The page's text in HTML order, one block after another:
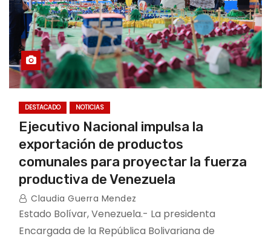
DESTACADO NOTICIAS
Ejecutivo Nacional impulsa la
exportación de productos
comunales para proyectar la fuerza
productiva de Venezuela
Claudia Guerra Mendez
Estado Bolívar, Venezuela.- La presidenta
Encargada de la República Bolivariana de